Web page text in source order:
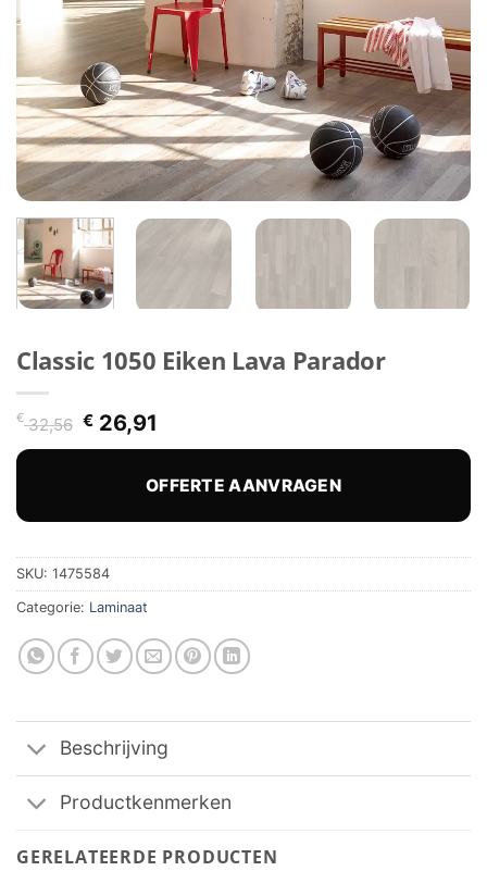
Classic 1050 Eiken Lava Parador
€32,56 Oorspronkelijke
prijs
€ 32,56.
€26,91
prijs
€ 26,91.
OFFERTE AANVRAGEN
SKU: 1475584
Categorie: Laminaat
Beschrijving
Productkenmerken
GERELATEERDE PRODUCTEN